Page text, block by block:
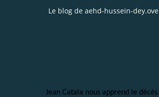
Le blog de aehd-hussein-
Jean Catala nous apprend le